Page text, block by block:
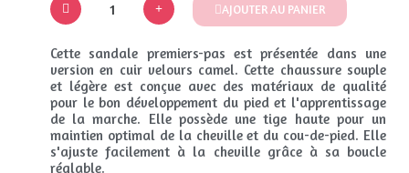
AJOUTER AU PANIER
Cette sandale premiers-pas est présentée dans une
version en cuir velours camel. Cette chaussure souple
et légère est conçue avec des matériaux de qualité
pour le bon développement du pied et l'apprentissage
de la marche. Elle possède une tige haute pour un
maintien optimal de la cheville et du cou-de-pied. Elle
s'ajuste facilement à la cheville grâce à sa boucle
réglable.